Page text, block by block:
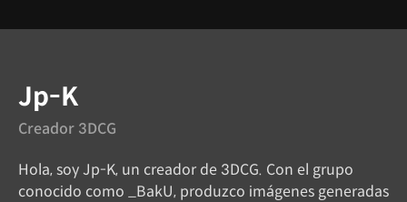
Creador 3DCG
Jp-K
Hola, soy Jp-K, un creador de 3DCG. Con el grupo
conocido como _BakU, produzco imágenes generadas